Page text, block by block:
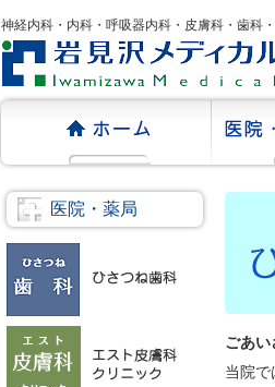
神経内科・内科・呼吸器内科・皮膚科・歯科
ごあい
当院
医院・薬局